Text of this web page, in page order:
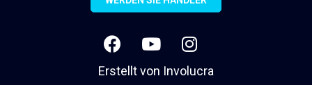
Erstellt von Involucra